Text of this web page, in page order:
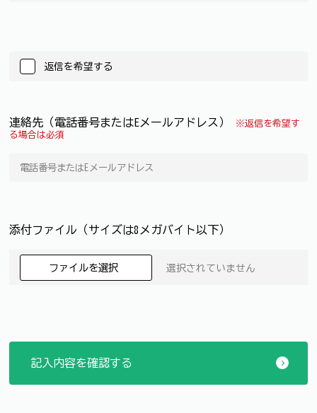
返信を希望する
連絡先（電話番号またはEメールアドレス）
※返信を希望す
る場合は必須
添付ファイル（サイズは8メガバイト以下）
ファイルを選択 選択されていません